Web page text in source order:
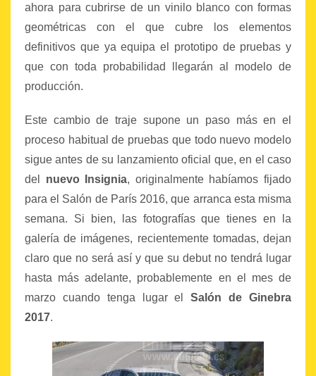
ahora para cubrirse de un vinilo blanco con formas
geométricas con el que cubre los elementos
definitivos que ya equipa el prototipo de pruebas y
que con toda probabilidad llegarán al modelo de
producción.
Este cambio de traje supone un paso más en el
proceso habitual de pruebas que todo nuevo modelo
sigue antes de su lanzamiento oficial que, en el caso
del nuevo Insignia, originalmente habíamos fijado
para el Salón de París 2016, que arranca esta misma
semana. Si bien, las fotografías que tienes en la
galería de imágenes, recientemente tomadas, dejan
claro que no será así y que su debut no tendrá lugar
hasta más adelante, probablemente en el mes de
marzo cuando tenga lugar elSalón de Ginebra
2017.